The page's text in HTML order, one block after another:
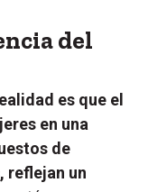
del
es que el
en una
de
reflejan un